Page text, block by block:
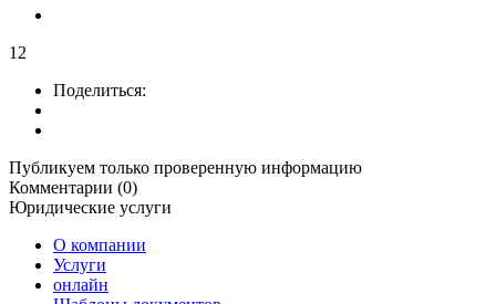
12
Поделиться:
Публикуем только проверенную информацию
Комментарии (0)
Юридические услуги
О компании
Услуги
онлайн